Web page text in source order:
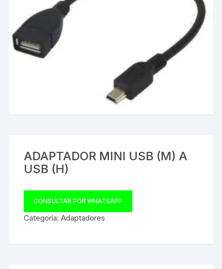
ADAPTADOR MINI USB (M) A
USB (H)
CONSULTAR POR WHATSAPP
Categoría:Adaptadores